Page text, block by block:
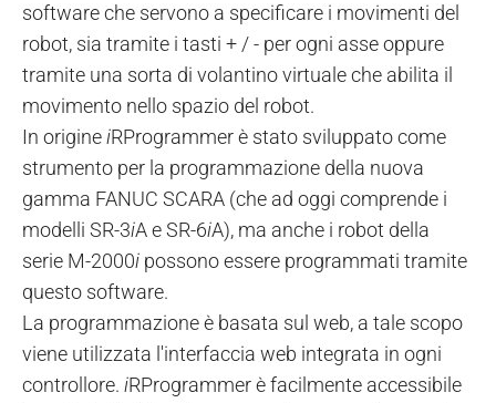
software che servono a specificare i movimenti del
robot, sia tramite i tasti + / - per ogni asse oppure
tramite una sorta di volantino virtuale che abilita il
movimento nello spazio del robot.
In origineiRProgrammer è stato sviluppato come
strumento per la programmazione della nuova
gamma FANUC SCARA (che ad oggi comprende i
modelli SR-3iA e SR-6iA), ma anche i robot della
serie M-2000i possono essere programmati tramite
questo software.
La programmazione è basata sul web, a tale scopo
viene utilizzata l'interfaccia web integrata in ogni
controllore. iRProgrammer è facilmente accessibile